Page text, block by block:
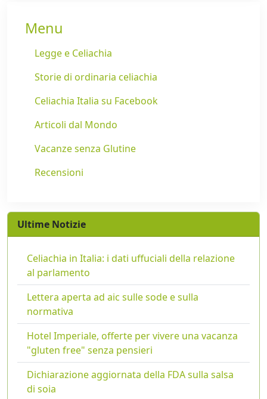
Menu
Legge e Celiachia
Storie di ordinaria celiachia
Celiachia Italia su Facebook
Articoli dal Mondo
Vacanze senza Glutine
Recensioni
Ultime Notizie
Celiachia in Italia: i dati uffuciali della relazione
al parlamento
Lettera aperta ad aic sulle sode e sulla
normativa
Hotel Imperiale, offerte per vivere una vacanza
"gluten free" senza pensieri
Dichiarazione aggiornata della FDA sulla salsa
di soia